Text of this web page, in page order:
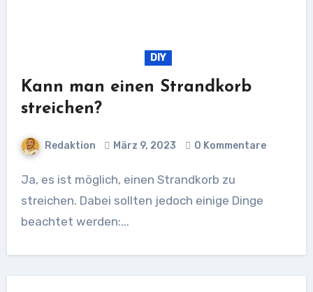
DIY
Kann man einen Strandkorb
streichen?
Redaktion März 9, 2023 0 Kommentare
Ja, es ist möglich, einen Strandkorb zu
streichen. Dabei sollten jedoch einige Dinge
beachtet werden:...